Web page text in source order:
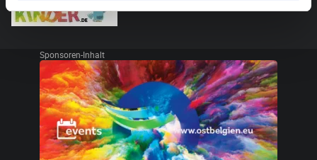
Sponsoren-Inhalt